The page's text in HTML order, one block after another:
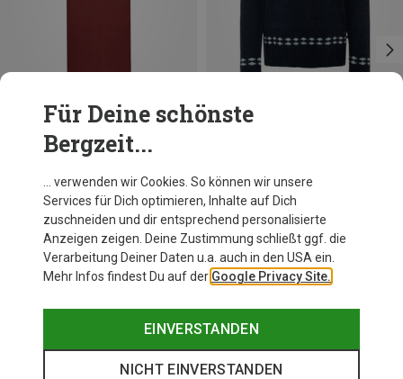
Manduka X Yogamatte
180CM
Für Deine schönste
Bergzeit...
… verwenden wir Cookies. So können wir unsere
Services für Dich optimieren, Inhalte auf Dich
zuschneiden und dir entsprechend personalisierte
Anzeigen zeigen. Deine Zustimmung schließt ggf. die
Verarbeitung Deiner Daten u.a. auch in den USA ein.
Mehr Infos findest Du auf der Google Privacy Site.
EINVERSTANDEN
NICHT EINVERSTANDEN